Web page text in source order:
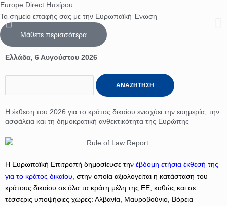
Europe Direct Ηπείρου
Το σημείο επαφής σας με την Ευρωπαϊκή Ένωση
Μάθετε περισσότερα
Ελλάδα, 6 Αυγούστου 2026
r
c
h
ΑΝΑΖΉΤΗΣΗ
Η έκθεση του 2026 για το κράτος δικαίου ενισχύει την ευημερία, την
ασφάλεια και τη δημοκρατική ανθεκτικότητα της Ευρώπης
Η Ευρωπαϊκή Επιτροπή δημοσίευσε την έβδομη ετήσια έκθεσή της
για το κράτος δικαίου, στην οποία αξιολογείται η κατάσταση του
κράτους δικαίου σε όλα τα κράτη μέλη της ΕΕ, καθώς και σε
τέσσερις υποψήφιες χώρες: Αλβανία, Μαυροβούνιο, Βόρεια